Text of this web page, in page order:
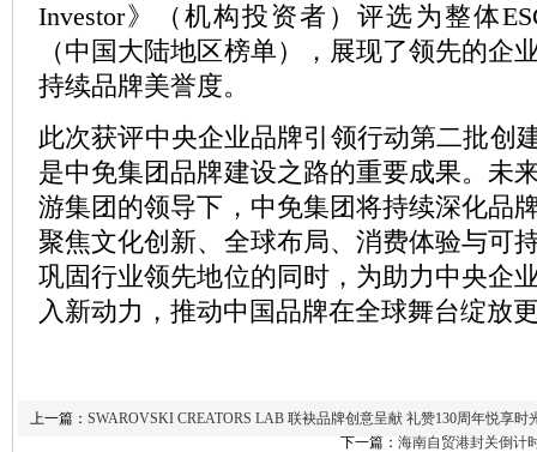
Investor》（机构投资者）评选为整体
（中国大陆地区榜单），展现了领先的企
持续品牌美誉度。
此次获评中央企业品牌引领行动第二批创
是中免集团品牌建设之路的重要成果。未
游集团的领导下，中免集团将持续深化品
聚焦文化创新、全球布局、消费体验与可
巩固行业领先地位的同时，为助力中央企
入新动力，推动中国品牌在全球舞台绽放
上一篇： SWAROVSKI CREATORS LAB 联袂品牌创意呈献 礼赞130周年悦享时
下一篇： 海南自贸港封关倒计